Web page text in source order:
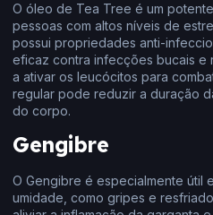
O óleo de Tea Tree é um
pessoas com altos níveis de
possui propriedades anti-
eficaz contra infecções bucais e
a ativar os leucócitos para
regular pode reduzir a duração
do corpo.
Gengibre
O Gengibre é especialmente útil
umidade, como gripes e